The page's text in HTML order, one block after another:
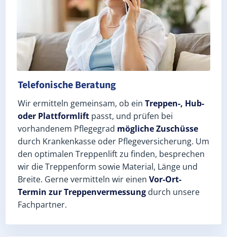
Telefonische Beratung
Wir ermitteln gemeinsam, ob ein Treppen-, Hub-
oder Plattformlift passt, und prüfen bei
vorhandenem Pflegegrad mögliche Zuschüsse
durch Krankenkasse oder Pflegeversicherung. Um
den optimalen Treppenlift zu finden, besprechen
wir die Treppenform sowie Material, Länge und
Breite. Gerne vermitteln wir einen Vor-Ort-
Termin zur Treppenvermessung durch unsere
Fachpartner.